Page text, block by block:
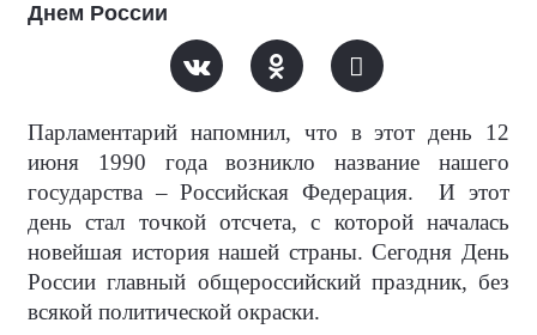
Днем России
Парламентарий напомнил, что в этот день 12
июня 1990 года возникло название нашего
государства – Российская Федерация.
И этот
день стал точкой отсчета, с которой началась
новейшая история нашей страны. Сегодня День
России главный общероссийский праздник, без
всякой политической окраски.